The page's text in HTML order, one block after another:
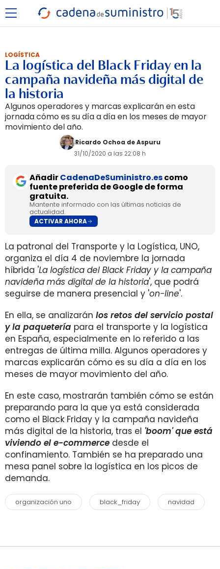
LOGÍSTICA
La logística del Black Friday en la
campaña navideña más digital de
la historia
Algunos operadores y marcas explicarán en esta
jornada cómo es su día a día en los meses de mayor
movimiento del año.
Ricardo Ochoa de Aspuru
31/10/2020 a las 22:08 h
AñadirCadenaDeSuministro.escomo
fuente preferida de Google de forma
gratuita.
Mantente informado con las últimas noticias de
actualidad.
ACTIVAR AHORA
La patronal del Transporte y la Logística, UNO,
organiza el día 4 de noviembre la jornada
híbrida 'La logística del Black Friday y la campaña
navideña más digital de la historia', que podrá
seguirse de manera presencial y 'on-line'.
En ella, se analizarán los retos del servicio postal
y la paquetería para el transporte y la logística
en España, especialmente en lo referido a las
entregas de última milla. Algunos operadores y
marcas explicarán cómo es su día a día en los
meses de mayor movimiento del año.
En este caso, mostrarán también cómo se están
preparando para la que ya está considerada
como el Black Friday y la campaña navideña
más digital de la historia, tras el 'boom' que está
viviendo el e-commerce desde el
confinamiento. También se ha preparado una
mesa panel sobre la logística en los picos de
demanda.
organización uno black_friday navidad